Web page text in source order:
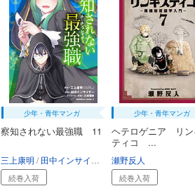
転
少年・青年マンガ
察知されない最強職 11
三上康明 田中インサイダー 八城惺架
続巻入荷
少年・青年マンガ
ヘテロゲニア リン
ティコ ...
瀬野反人
続巻入荷